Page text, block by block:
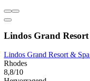
Lindos Grand
Lindos Grand Resort &
Rhodes
8,8/10